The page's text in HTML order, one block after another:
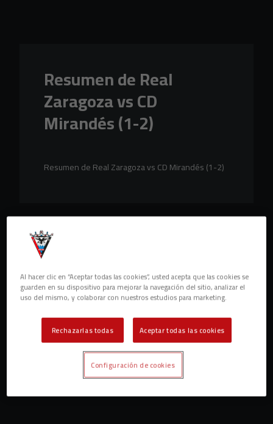
Resumen de Real
Zaragoza vs CD
Mirandés (1-2)
Resumen de Real Zaragoza vs CD Mirandés (1-2)
Al hacer clic en “Aceptar todas las cookies”, usted acepta que las cookies se
guarden en su dispositivo para mejorar la navegación del sitio, analizar el
uso del mismo, y colaborar con nuestros estudios para marketing.
Rechazarlas todas Aceptar todas las cookies
Configuración de cookies